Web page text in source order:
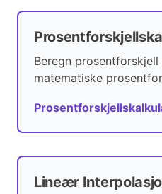
Beregn
matematiske
Lineær